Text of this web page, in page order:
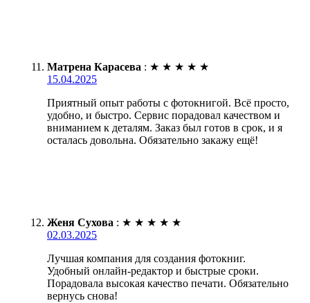
Матрена Карасева : ★ ★ ★ ★ ★
15.04.2025
Приятный опыт работы с фотокнигой. Всё просто,
удобно, и быстро. Сервис порадовал качеством и
вниманием к деталям. Заказ был готов в срок, и я
осталась довольна. Обязательно закажу ещё!
Женя Сухова : ★ ★ ★ ★ ★
02.03.2025
Лучшая компания для создания фотокниг.
Удобный онлайн-редактор и быстрые сроки.
Порадовала высокая качество печати. Обязательно
вернусь снова!